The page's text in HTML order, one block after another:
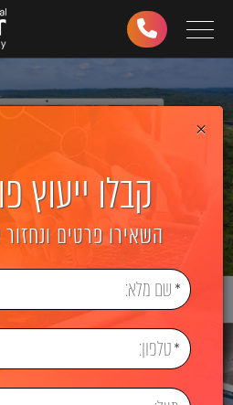
Toggle navigation
03-
6499-
997 ×
קבלו ייעוץ
השאירו פרטים